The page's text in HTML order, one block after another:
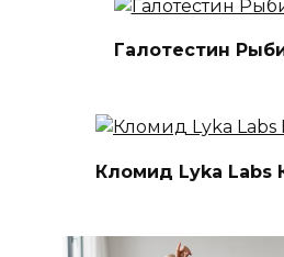
Галотестин
Кломид Lyka Labs